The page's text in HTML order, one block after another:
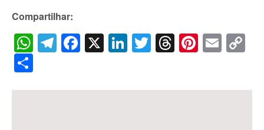
Compartilhar:
WhatsApp
Telegram
Facebook
X LinkedIn
Twitter
Threads